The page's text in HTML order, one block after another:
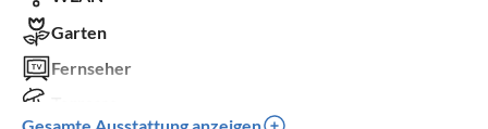
Garten
Fernseher
Gesamte Ausstattung anzeigen